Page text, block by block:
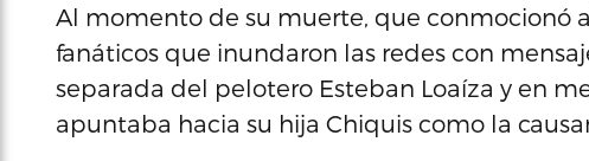
Al momento de su muerte, que conmocionó
fanáticos que inundaron las redes con
separada del pelotero Esteban Loaíza y en
apuntaba hacia su hija Chiquis como la